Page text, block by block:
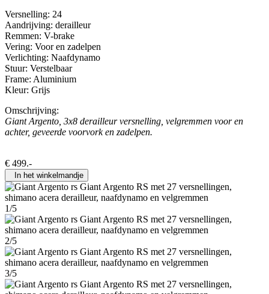
Versnelling: 24
Aandrijving: derailleur
Remmen: V-brake
Vering: Voor en zadelpen
Verlichting: Naafdynamo
Stuur: Verstelbaar
Frame: Aluminium
Kleur: Grijs
Omschrijving:
Giant Argento, 3x8 derailleur versnelling, velgremmen voor en
achter, geveerde voorvork en zadelpen.
€ 499.-
In het winkelmandje
1/5
2/5
3/5